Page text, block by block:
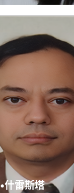
什雷斯塔